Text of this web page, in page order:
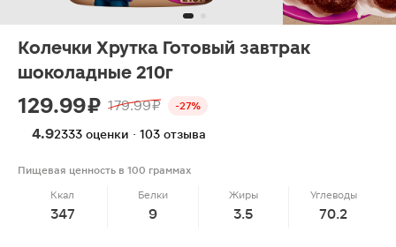
Колечки Хрутка Готовый завтрак
шоколадные 210г
129.99 ₽ 179.99 ₽ -27%
4.92333 оценки · 103 отзыва
Пищевая ценность в 100 граммах
Ккал
347
Белки
9
Жиры
3.5
Углеводы
70.2